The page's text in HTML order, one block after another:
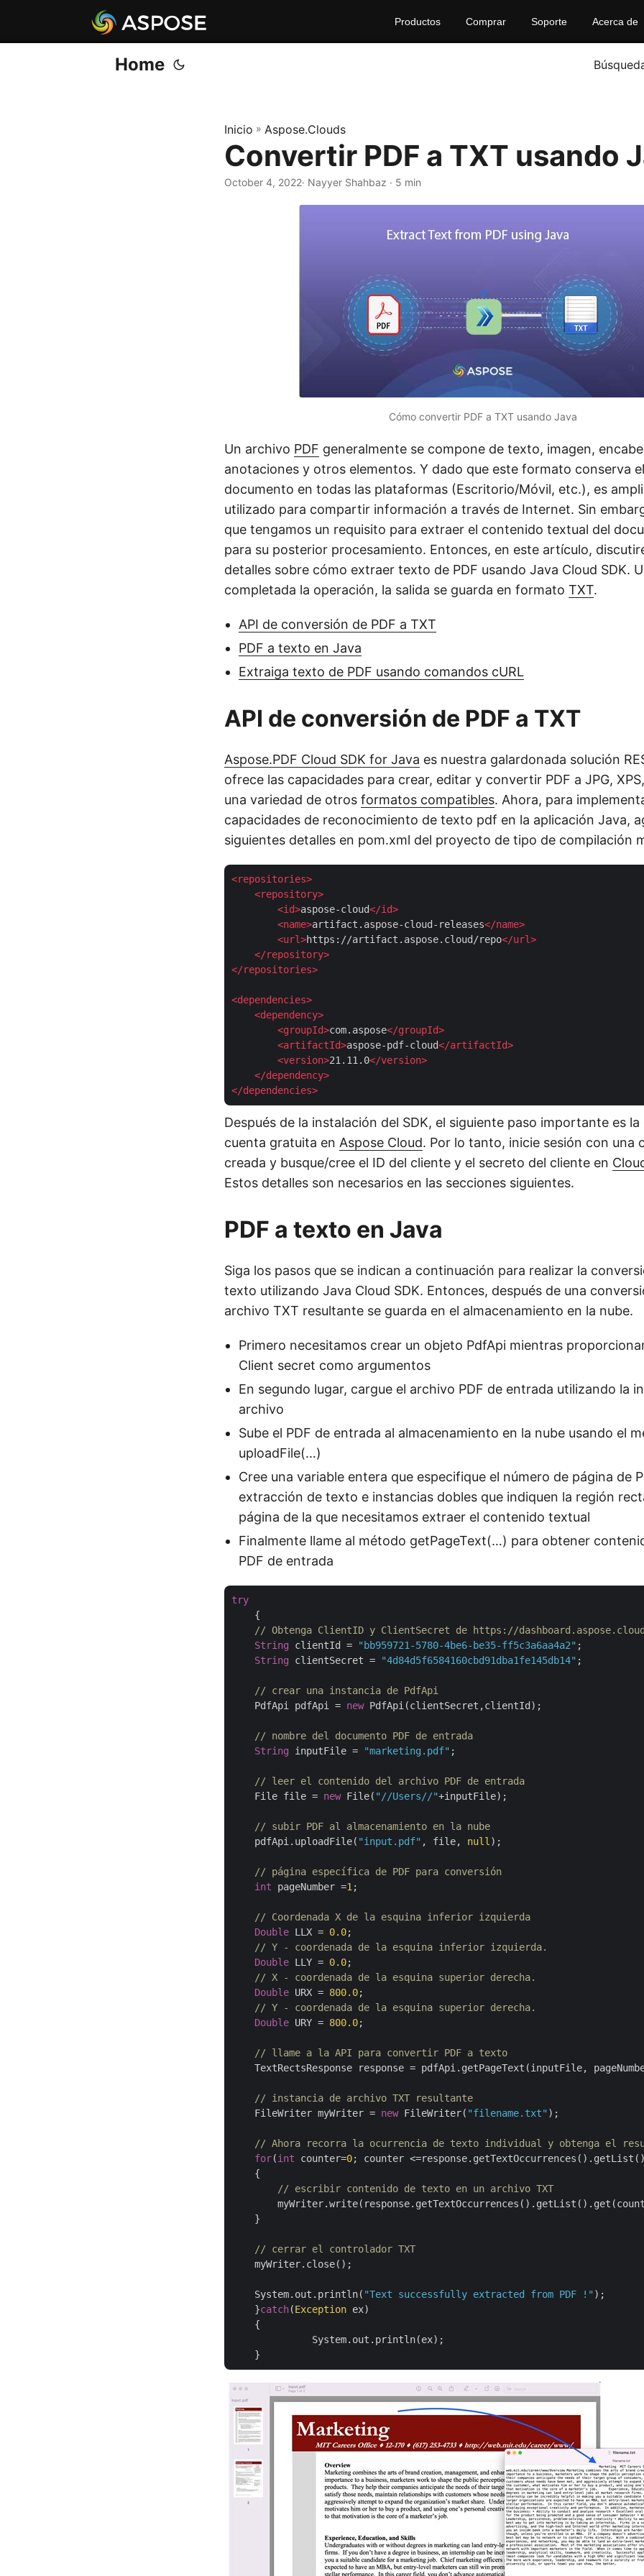
Productos Comprar Soporte Acerca de
Home
Inicio » Aspose.Clouds
Convertir PDF a TXT usando
October 4, 2022· Nayyer Shahbaz · 5 min
Cómo convertir PDF a TXT usando Java
Un archivo PDF generalmente se compone de texto, imagen,
anotaciones y otros elementos. Y dado que este formato conserva
documento en todas las plataformas (Escritorio/Móvil, etc.), es
utilizado para compartir información a través de Internet. Sin
que tengamos un requisito para extraer el contenido textual del
para su posterior procesamiento. Entonces, en este artículo,
detalles sobre cómo extraer texto de PDF usando Java Cloud SDK.
completada la operación, la salida se guarda en formato TXT.
API de conversión de PDF a TXT
PDF a texto en Java
Extraiga texto de PDF usando comandos cURL
API de conversión de PDF a TXT
Aspose.PDF Cloud SDK for Java es nuestra galardonada solución
ofrece las capacidades para crear, editar y convertir PDF a JPG,
una variedad de otros formatos compatibles. Ahora, para
capacidades de reconocimiento de texto pdf en la aplicación Java,
siguientes detalles en pom.xml del proyecto de tipo de compilación
<repositories>
<repository>
<id>aspose-cloud</id>
<name>artifact.aspose-cloud-releases</name>
<url>https://artifact.aspose.cloud/repo</url>
</repository>
</repositories>
<dependencies>
<dependency>
<groupId>com.aspose</groupId>
<artifactId>aspose-pdf-cloud</artifactId>
<version>21.11.0</version>
</dependency>
</dependencies>
Después de la instalación del SDK, el siguiente paso importante es
cuenta gratuita en Aspose Cloud. Por lo tanto, inicie sesión con una
creada y busque/cree el ID del cliente y el secreto del cliente en
Estos detalles son necesarios en las secciones siguientes.
PDF a texto en Java
Siga los pasos que se indican a continuación para realizar la
texto utilizando Java Cloud SDK. Entonces, después de una
archivo TXT resultante se guarda en el almacenamiento en la nube.
Primero necesitamos crear un objeto PdfApi mientras
Client secret como argumentos
En segundo lugar, cargue el archivo PDF de entrada utilizando la
archivo
Sube el PDF de entrada al almacenamiento en la nube usando el
uploadFile(…)
Cree una variable entera que especifique el número de página de
extracción de texto e instancias dobles que indiquen la región
página de la que necesitamos extraer el contenido textual
Finalmente llame al método getPageText(…) para obtener
PDF de entrada
try
    {
// Obtenga ClientID y ClientSecret de https://
String clientId = "bb959721-5780-4be6-be35-ff5c3a6aa4a2" ;
String clientSecret = "4d84d5f6584160cbd91dba1fe145db14" ;
// crear una instancia de PdfApi
    PdfApi pdfApi =
new PdfApi(clientSecret,clientId);
// nombre del documento PDF de entrada
String inputFile = "marketing.pdf" ;
// leer el contenido del archivo PDF de entrada
    File file =
new File( "//Users//"+inputFile);
// subir PDF al almacenamiento en la nube
    pdfApi.uploadFile(
"input.pdf" , file, null );
// página específica de PDF para conversión
int pageNumber =1 ;
// Coordenada X de la esquina inferior izquierda
Double LLX = 0.0;
// Y - coordenada de la esquina inferior izquierda.
Double LLY = 0.0;
// X - coordenada de la esquina superior derecha.
Double URX = 800.0;
// Y - coordenada de la esquina superior derecha.
Double URY = 800.0;
// llame a la API para convertir PDF a texto
TextRectsResponse response = pdfApi.getPageText(inputFile,
// instancia de archivo TXT resultante
    FileWriter myWriter =
new FileWriter( "filename.txt" );
// Ahora recorra la ocurrencia de texto individual y obtenga el
for(int counter=0; counter
    {
// escribir contenido de texto en un archivo TXT
    }
// cerrar el controlador TXT
    myWriter.close();
    System.out.println(
"Text successfully extracted from PDF !" );
    }
catch(Exception ex)
    {